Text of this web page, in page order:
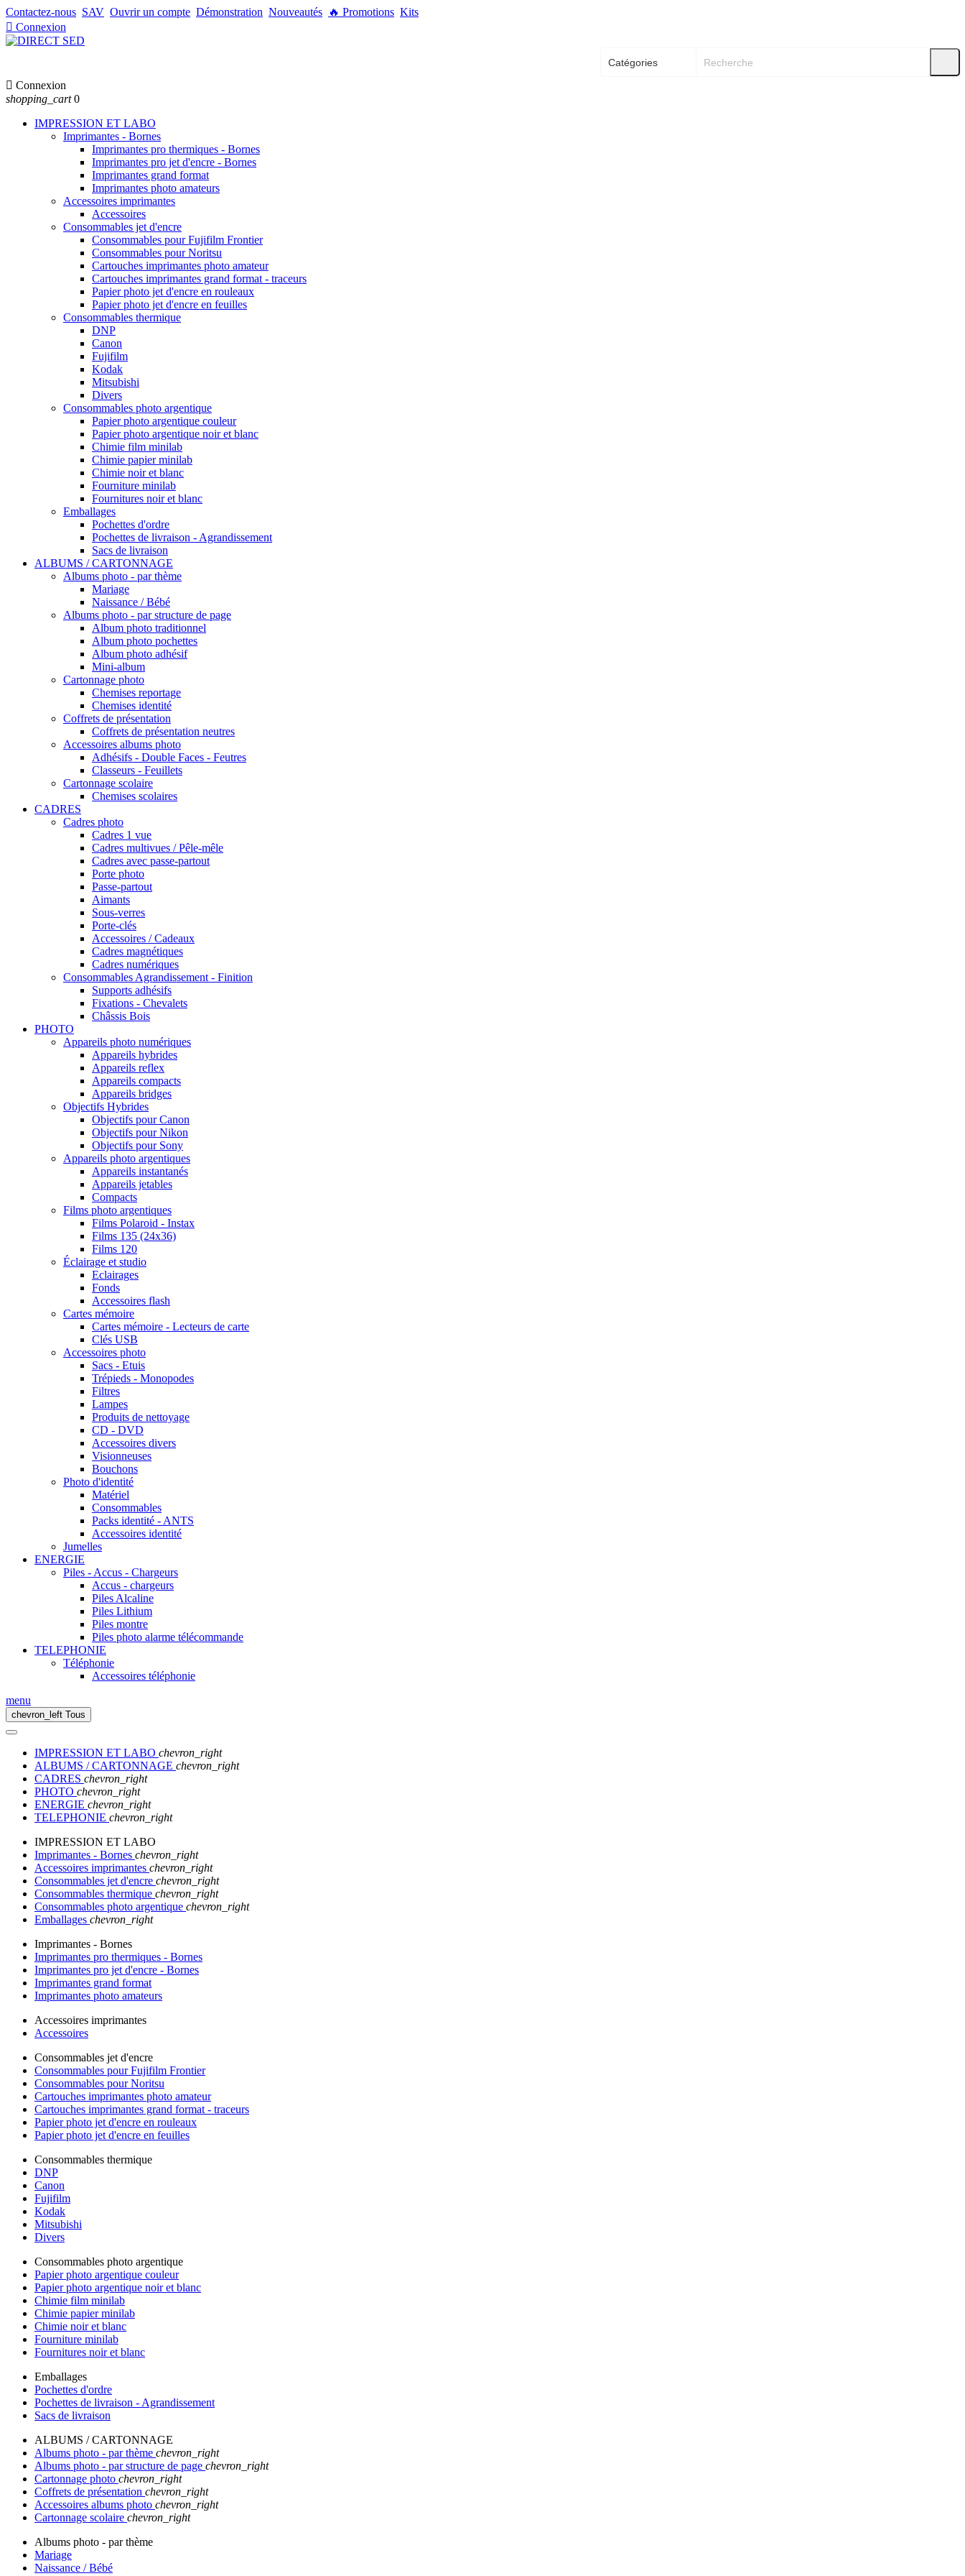
Contactez-nous SAV Ouvrir un compte Démonstration Nouveautés 🔥 Promotions Kits
 Connexion
 Connexion
shopping_cart 0
IMPRESSION ET LABO
Imprimantes - Bornes
Imprimantes pro thermiques - Bornes
Imprimantes pro jet d'encre - Bornes
Imprimantes grand format
Imprimantes photo amateurs
Accessoires imprimantes
Accessoires
Consommables jet d'encre
Consommables pour Fujifilm Frontier
Consommables pour Noritsu
Cartouches imprimantes photo amateur
Cartouches imprimantes grand format - traceurs
Papier photo jet d'encre en rouleaux
Papier photo jet d'encre en feuilles
Consommables thermique
DNP
Canon
Fujifilm
Kodak
Mitsubishi
Divers
Consommables photo argentique
Papier photo argentique couleur
Papier photo argentique noir et blanc
Chimie film minilab
Chimie papier minilab
Chimie noir et blanc
Fourniture minilab
Fournitures noir et blanc
Emballages
Pochettes d'ordre
Pochettes de livraison - Agrandissement
Sacs de livraison
ALBUMS / CARTONNAGE
Albums photo - par thème
Mariage
Naissance / Bébé
Albums photo - par structure de page
Album photo traditionnel
Album photo pochettes
Album photo adhésif
Mini-album
Cartonnage photo
Chemises reportage
Chemises identité
Coffrets de présentation
Coffrets de présentation neutres
Accessoires albums photo
Adhésifs - Double Faces - Feutres
Classeurs - Feuillets
Cartonnage scolaire
Chemises scolaires
CADRES
Cadres photo
Cadres 1 vue
Cadres multivues / Pêle-mêle
Cadres avec passe-partout
Porte photo
Passe-partout
Aimants
Sous-verres
Porte-clés
Accessoires / Cadeaux
Cadres magnétiques
Cadres numériques
Consommables Agrandissement - Finition
Supports adhésifs
Fixations - Chevalets
Châssis Bois
PHOTO
Appareils photo numériques
Appareils hybrides
Appareils reflex
Appareils compacts
Appareils bridges
Objectifs Hybrides
Objectifs pour Canon
Objectifs pour Nikon
Objectifs pour Sony
Appareils photo argentiques
Appareils instantanés
Appareils jetables
Compacts
Films photo argentiques
Films Polaroid - Instax
Films 135 (24x36)
Films 120
Éclairage et studio
Eclairages
Fonds
Accessoires flash
Cartes mémoire
Cartes mémoire - Lecteurs de carte
Clés USB
Accessoires photo
Sacs - Etuis
Trépieds - Monopodes
Filtres
Lampes
Produits de nettoyage
CD - DVD
Accessoires divers
Visionneuses
Bouchons
Photo d'identité
Matériel
Consommables
Packs identité - ANTS
Accessoires identité
Jumelles
ENERGIE
Piles - Accus - Chargeurs
Accus - chargeurs
Piles Alcaline
Piles Lithium
Piles montre
Piles photo alarme télécommande
TELEPHONIE
Téléphonie
Accessoires téléphonie
menu
chevron_left Tous
IMPRESSION ET LABO chevron_right
ALBUMS / CARTONNAGE chevron_right
CADRES chevron_right
PHOTO chevron_right
ENERGIE chevron_right
TELEPHONIE chevron_right
IMPRESSION ET LABO
Imprimantes - Bornes chevron_right
Accessoires imprimantes chevron_right
Consommables jet d'encre chevron_right
Consommables thermique chevron_right
Consommables photo argentique chevron_right
Emballages chevron_right
Imprimantes - Bornes
Imprimantes pro thermiques - Bornes
Imprimantes pro jet d'encre - Bornes
Imprimantes grand format
Imprimantes photo amateurs
Accessoires imprimantes
Accessoires
Consommables jet d'encre
Consommables pour Fujifilm Frontier
Consommables pour Noritsu
Cartouches imprimantes photo amateur
Cartouches imprimantes grand format - traceurs
Papier photo jet d'encre en rouleaux
Papier photo jet d'encre en feuilles
Consommables thermique
DNP
Canon
Fujifilm
Kodak
Mitsubishi
Divers
Consommables photo argentique
Papier photo argentique couleur
Papier photo argentique noir et blanc
Chimie film minilab
Chimie papier minilab
Chimie noir et blanc
Fourniture minilab
Fournitures noir et blanc
Emballages
Pochettes d'ordre
Pochettes de livraison - Agrandissement
Sacs de livraison
ALBUMS / CARTONNAGE
Albums photo - par thème chevron_right
Albums photo - par structure de page chevron_right
Cartonnage photo chevron_right
Coffrets de présentation chevron_right
Accessoires albums photo chevron_right
Cartonnage scolaire chevron_right
Albums photo - par thème
Mariage
Naissance / Bébé